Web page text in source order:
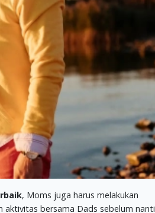
, Moms juga harus melakukan
aktivitas bersama Dads sebelum nanti